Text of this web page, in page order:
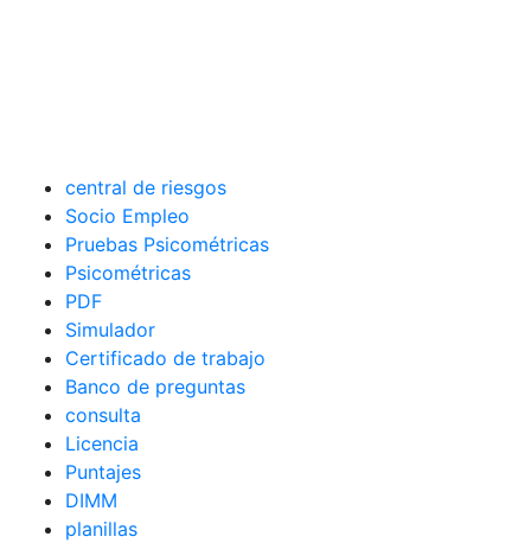
central de riesgos
Socio Empleo
Pruebas Psicométricas
Psicométricas
PDF
Simulador
Certificado de trabajo
Banco de preguntas
consulta
Licencia
Puntajes
DIMM
planillas